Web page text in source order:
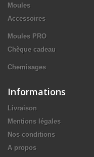
Moules
Accessoires
Moules PRO
Chèque cadeau
Chemisages
Informations
Livraison
Mentions légales
Nos conditions
A propos